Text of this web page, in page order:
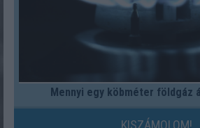
Mennyi egy köbméter földgáz
KISZÁMOLOM!